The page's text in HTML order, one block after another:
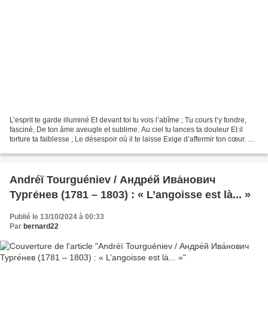
L’esprit te garde illuminé Et devant toi tu vois l’abîme ; Tu cours t’y fondre,
fasciné, De ton âme aveugle et sublime. Au ciel tu lances ta douleur Et il
torture ta faiblesse ; Le désespoir où il te laisse Exige d’affermir ton cœur. Tu
Andréï Tourguéniev / Андре́й Ива́нович
Турге́нев (1781 – 1803) : « L’angoisse est là... »
Publié le 13/10/2024 à 00:33
Par bernard22